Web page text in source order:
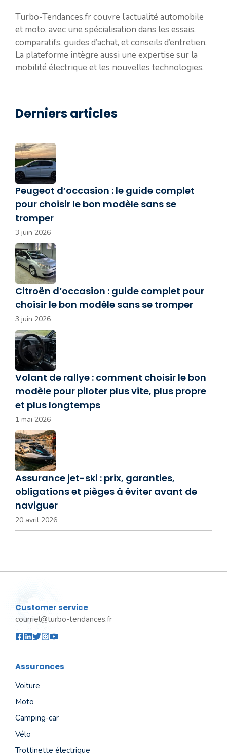
Turbo-Tendances.fr couvre l’actualité automobile
et moto, avec une spécialisation dans les essais,
comparatifs, guides d’achat, et conseils d’entretien.
La plateforme intègre aussi une expertise sur la
mobilité électrique et les nouvelles technologies.
Derniers articles
Peugeot d’occasion : le guide complet
pour choisir le bon modèle sans se
tromper
3 juin 2026
Citroën d’occasion : guide complet pour
choisir le bon modèle sans se tromper
3 juin 2026
Volant de rallye : comment choisir le bon
modèle pour piloter plus vite, plus propre
et plus longtemps
1 mai 2026
Assurance jet-ski : prix, garanties,
obligations et pièges à éviter avant de
naviguer
20 avril 2026
Customer service
courriel@turbo-tendances.fr
Assurances
Voiture
Moto
Camping-car
Vélo
Trottinette électrique